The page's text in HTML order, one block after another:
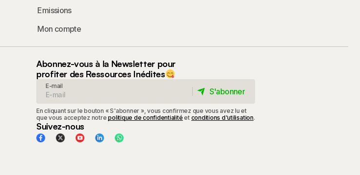
Emissions
Mon compte
Abonnez-vous à la Newsletter pour
profiter des Ressources Inédites
E-mail
S'abonner
En cliquant sur le bouton « S'abonner », vous confirmez que vous avez lu et
que vous acceptez notrepolitique de confidentialité et conditions d'utilisation.
Suivez-nous